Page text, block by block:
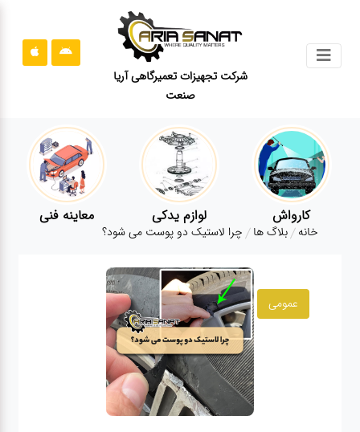
شرکت تجهیزات تعمیرگاهی آریا
صنعت
قوانین
سایت
ارتباط
کارواش لوازم یدکی معاینه فنی
خانه بلاگ ها چرا لاستیک دو پوست می شود؟
عمومی